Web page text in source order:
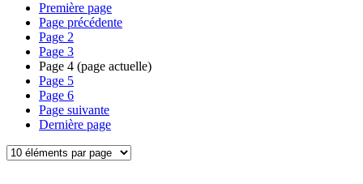
Première page
Page précédente
Page 2
Page 3
Page 4 (page actuelle)
Page 5
Page 6
Page suivante
Dernière page